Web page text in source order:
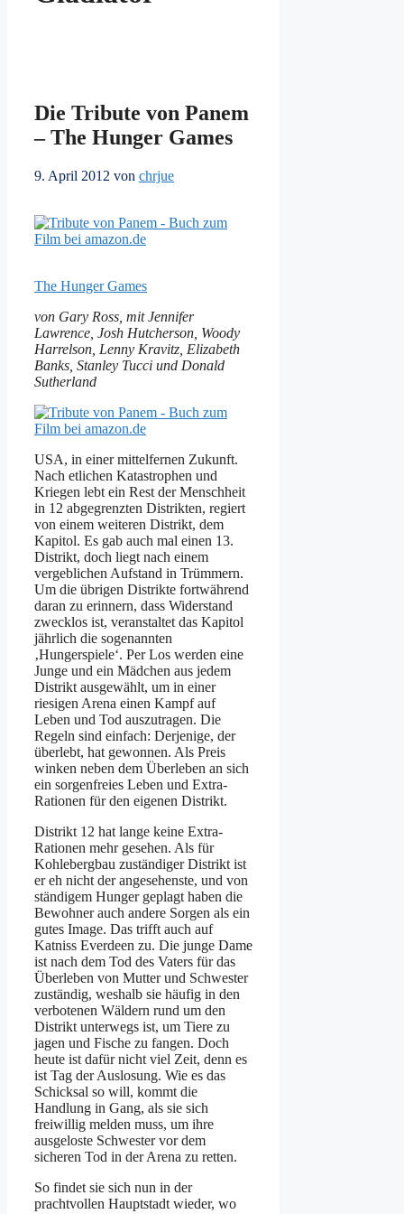
Die Tribute von Panem
– The Hunger Games
9. April 2012 von chrjue
The Hunger Games
von Gary Ross, mit Jennifer
Lawrence, Josh Hutcherson, Woody
Harrelson, Lenny Kravitz, Elizabeth
Banks, Stanley Tucci und Donald
Sutherland
USA, in einer mittelfernen Zukunft.
Nach etlichen Katastrophen und
Kriegen lebt ein Rest der Menschheit
in 12 abgegrenzten Distrikten, regiert
von einem weiteren Distrikt, dem
Kapitol. Es gab auch mal einen 13.
Distrikt, doch liegt nach einem
vergeblichen Aufstand in Trümmern.
Um die übrigen Distrikte fortwährend
daran zu erinnern, dass Widerstand
zwecklos ist, veranstaltet das Kapitol
jährlich die sogenannten
‚Hungerspiele‘. Per Los werden eine
Junge und ein Mädchen aus jedem
Distrikt ausgewählt, um in einer
riesigen Arena einen Kampf auf
Leben und Tod auszutragen. Die
Regeln sind einfach: Derjenige, der
überlebt, hat gewonnen. Als Preis
winken neben dem Überleben an sich
ein sorgenfreies Leben und Extra-
Rationen für den eigenen Distrikt.
Distrikt 12 hat lange keine Extra-
Rationen mehr gesehen. Als für
Kohlebergbau zuständiger Distrikt ist
er eh nicht der angesehenste, und von
ständigem Hunger geplagt haben die
Bewohner auch andere Sorgen als ein
gutes Image. Das trifft auch auf
Katniss Everdeen zu. Die junge Dame
ist nach dem Tod des Vaters für das
Überleben von Mutter und Schwester
zuständig, weshalb sie häufig in den
verbotenen Wäldern rund um den
Distrikt unterwegs ist, um Tiere zu
jagen und Fische zu fangen. Doch
heute ist dafür nicht viel Zeit, denn es
ist Tag der Auslosung. Wie es das
Schicksal so will, kommt die
Handlung in Gang, als sie sich
freiwillig melden muss, um ihre
ausgeloste Schwester vor dem
sicheren Tod in der Arena zu retten.
So findet sie sich nun in der
prachtvollen Hauptstadt wieder, wo